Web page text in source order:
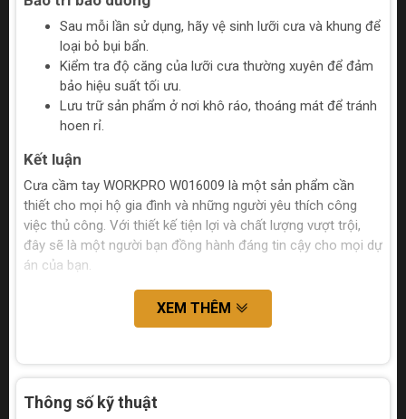
Sau mỗi lần sử dụng, hãy vệ sinh lưỡi cưa và khung để
loại bỏ bụi bẩn.
Kiểm tra độ căng của lưỡi cưa thường xuyên để đảm
bảo hiệu suất tối ưu.
Lưu trữ sản phẩm ở nơi khô ráo, thoáng mát để tránh
hoen rỉ.
Kết luận
Cưa cầm tay WORKPRO W016009 là một sản phẩm cần
thiết cho mọi hộ gia đình và những người yêu thích công
việc thủ công. Với thiết kế tiện lợi và chất lượng vượt trội,
đây sẽ là một người bạn đồng hành đáng tin cậy cho mọi dự
án của bạn.
XEM THÊM
Thông số kỹ thuật